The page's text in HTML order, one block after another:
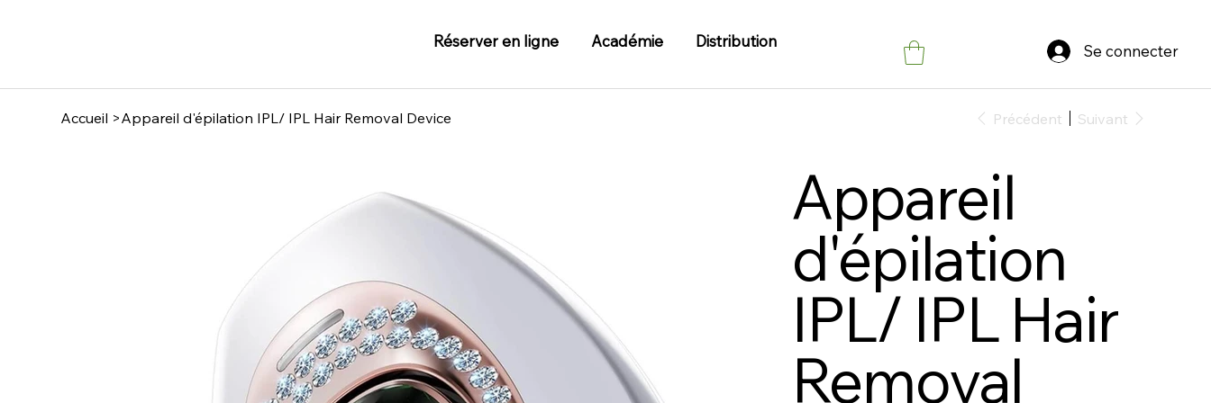
Réserver en ligne Académie Distribution
Se connecter
Accueil >Appareil d'épilation IPL/ IPL Hair Removal Device Précédent Suivant
Appareil
d'épilation
IPL/ IPL Hair
Removal